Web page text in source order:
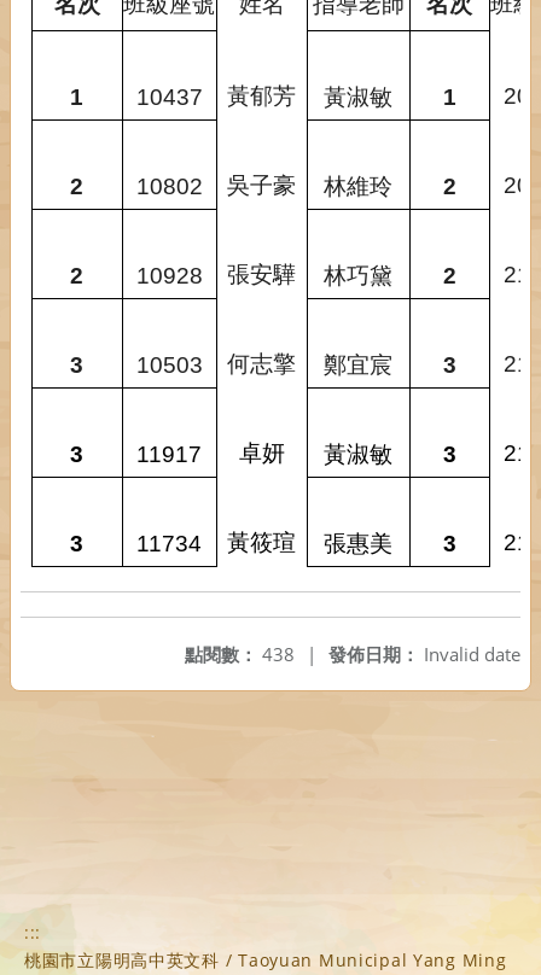
1 10437 黃郁芳 黃淑敏 1
2 10802 吳子豪 林維玲 2
2 10928 張安驊 林巧黛 2
3 10503 何志擎 鄭宜宸 3
3 11917 卓妍 黃淑敏 3
3 11734 黃筱瑄 張惠美 3
發佈日期： Invalid date
點閱數： 438 |
:::
桃園市立陽明高中英文科 / Taoyuan Municipal Yang Ming